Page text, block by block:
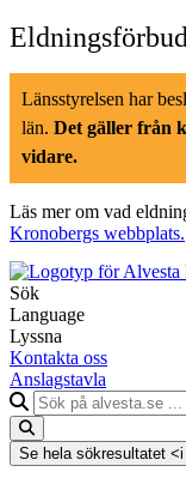
Hoppa
till
innehåll
Länsstyrelsen har
län. Det gäller från
vidare.
Läs mer om vad
Kronobergs webbplats.
Sök
Language
Lyssna
Kontakta oss
Anslagstavla
Sök
på
alvesta.se
Se hela sökresultatet